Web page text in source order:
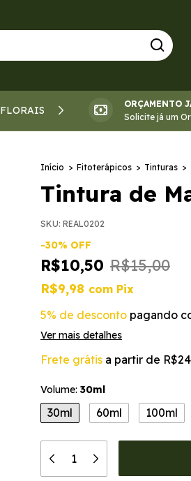
FLORAIS DE BACH
ORÇAMENTO
Solicite já um
Início > Fitoterápicos > Tinturas >
Tintura de
SKU: REAL0202
-30% OFF
R$10,50 R$15,00
R$9,98 com Pix
5% de desconto pagando
Ver mais detalhes
Frete grátis a partir de
Volume: 30ml
30ml 60ml 100ml